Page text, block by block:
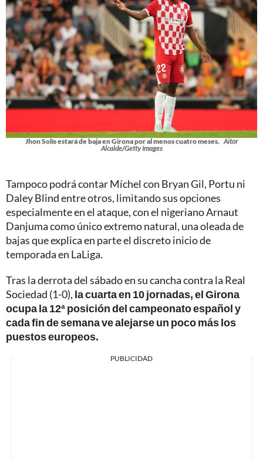
Jhon Solís estará de baja en Girona por al menos cuatro meses. Aitor
Alcalde/Getty Images
Tampoco podrá contar Míchel con Bryan Gil, Portu ni
Daley Blind entre otros, limitando sus opciones
especialmente en el ataque, con el nigeriano Arnaut
Danjuma como único extremo natural, una oleada de
bajas que explica en parte el discreto inicio de
temporada en LaLiga.
Tras la derrota del sábado en su cancha contra la Real
Sociedad (1-0), la cuarta en 10 jornadas, el Girona
ocupa la 12ª posición del campeonato español y
cada fin de semana ve alejarse un poco más los
puestos europeos.
PUBLICIDAD